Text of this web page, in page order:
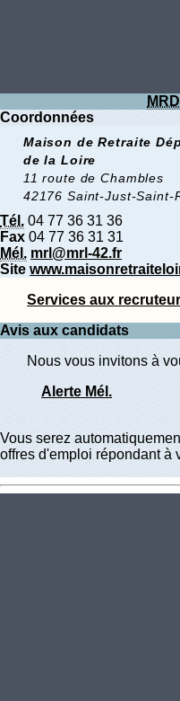
MRD
Coordonnées
Maison de Retraite
de la Loire
11 route de Chambles
42176 Saint-Just-Saint-
Tél. 04 77 36 31 36
Fax 04 77 36 31 31
Mél. mrl@mrl-42.fr
Site
Services aux
Avis aux candidats
Nous vous invitons à
Alerte Mél.
Vous serez
offres d'emploi répondant à